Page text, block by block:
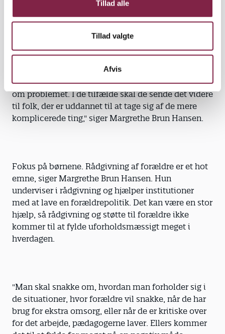
Tillad alle
Tillad valgte
Afvis
"Pædagoger er pædagoger og ikke psykologer. De
kan ikke diagnosticere og ved ikke, hvilke
spørgsmål de skal stille for at få den rigtige viden
om problemet. I de tilfælde skal de sende det videre
til folk, der er uddannet til at tage sig af de mere
komplicerede ting," siger Margrethe Brun Hansen.
Fokus på børnene. Rådgivning af forældre er et hot
emne, siger Margrethe Brun Hansen. Hun
underviser i rådgivning og hjælper institutioner
med at lave en forældrepolitik. Det kan være en stor
hjælp, så rådgivning og støtte til forældre ikke
kommer til at fylde uforholdsmæssigt meget i
hverdagen.
"Man skal snakke om, hvordan man forholder sig i
de situationer, hvor forældre vil snakke, når de har
brug for ekstra omsorg, eller når de er kritiske over
for det arbejde, pædagogerne laver. Ellers kommer